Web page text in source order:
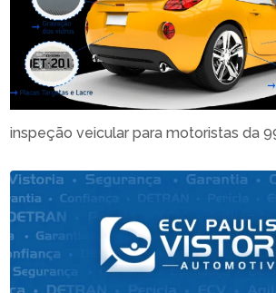
inspeção veicular para motoristas da